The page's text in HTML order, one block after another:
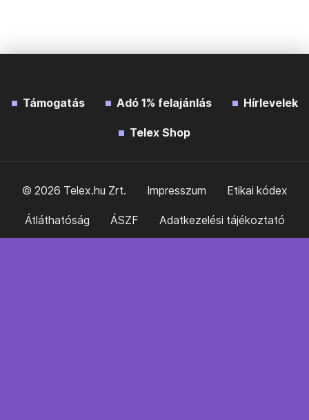
Támogatás Adó 1% felajánlás Hírlevelek
Telex Shop
© 2026 Telex.hu Zrt. Impresszum Etikai kódex
Átláthatóság ÁSZF Adatkezelési tájékoztató